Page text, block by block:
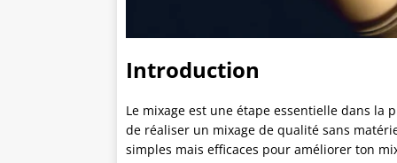
Introduction
Le mixage est une étape essentielle dans la
de réaliser un mixage de qualité sans
simples mais efficaces pour améliorer ton